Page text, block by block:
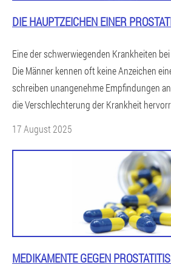
DIE HAUPTZEICHEN EINER
Eine der schwerwiegenden Krankheiten
Die Männer kennen oft keine Anzeichen
schreiben unangenehme Empfindungen
die Verschlechterung der Krankheit
17 August 2025
MEDIKAMENTE GEGEN